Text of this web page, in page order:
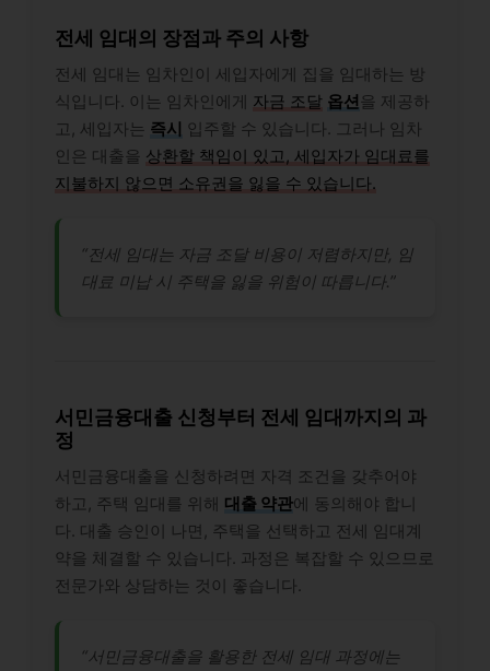
전세 임대의 장점과 주의 사항
전세 임대는 임차인이 세입자에게 집을 임대하는 방
식입니다. 이는 임차인에게 자금 조달 옵션을 제공하
고, 세입자는 즉시 입주할 수 있습니다. 그러나 임차
인은 대출을 상환할 책임이 있고, 세입자가 임대료를
지불하지 않으면 소유권을 잃을 수 있습니다.
“전세 임대는 자금 조달 비용이 저렴하지만, 임
대료 미납 시 주택을 잃을 위험이 따릅니다.”
서민금융대출 신청부터 전세 임대까지의 과
정
서민금융대출을 신청하려면 자격 조건을 갖추어야
하고, 주택 임대를 위해 대출 약관에 동의해야 합니
다. 대출 승인이 나면, 주택을 선택하고 전세 임대계
약을 체결할 수 있습니다. 과정은 복잡할 수 있으므로
전문가와 상담하는 것이 좋습니다.
“서민금융대출을 활용한 전세 임대 과정에는